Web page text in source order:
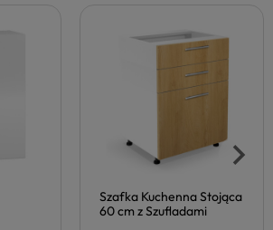
Szafka Kuchenna Stojąca
60 cm z Szufladami